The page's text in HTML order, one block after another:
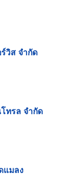
วิส จำกัด
ทรล จำกัด
แมลง